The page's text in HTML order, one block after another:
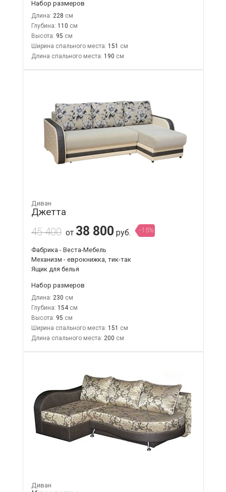
Набор размеров
Длина: 228
Глубина: 110
Высота: 95
Ширина спального места: 151
Длина спального места: 190
Диван
Джетта
45 400 от 38 800 руб. -15%
Фабрика - Веста-Мебель
Механизм - еврокнижка, тик-так
Ящик для белья
Набор размеров
Длина: 230
Глубина: 154
Высота: 95
Ширина спального места: 151
Длина спального места: 200
Диван